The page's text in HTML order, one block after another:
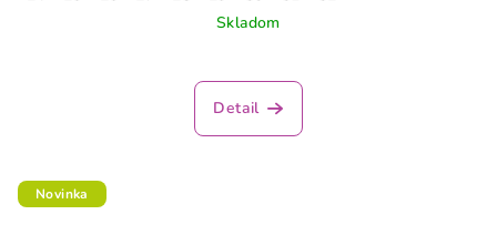
Skladom
Detail
Novinka